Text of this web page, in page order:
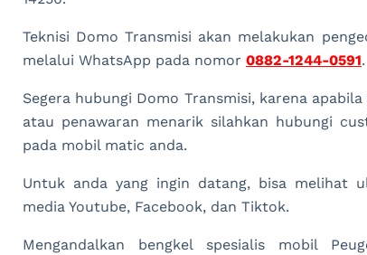
Teknisi Domo Transmisi akan melakukan
melalui WhatsApp pada nomor 0882-1244-0591.
Segera hubungi Domo Transmisi, karena
atau penawaran menarik silahkan hubungi
pada mobil matic anda.
Untuk anda yang ingin datang, bisa melihat
media Youtube, Facebook, dan Tiktok.
Mengandalkan bengkel spesialis mobil